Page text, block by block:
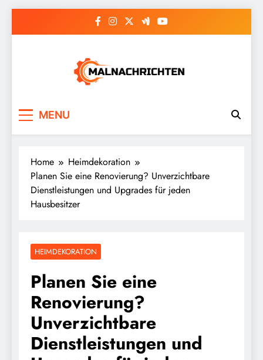
MENU
Home
Heimdekoration
Planen Sie eine Renovierung? Unverzichtbare
Dienstleistungen und Upgrades für jeden
Hausbesitzer
HEIMDEKORATION
Planen Sie eine
Renovierung?
Unverzichtbare
Dienstleistungen und